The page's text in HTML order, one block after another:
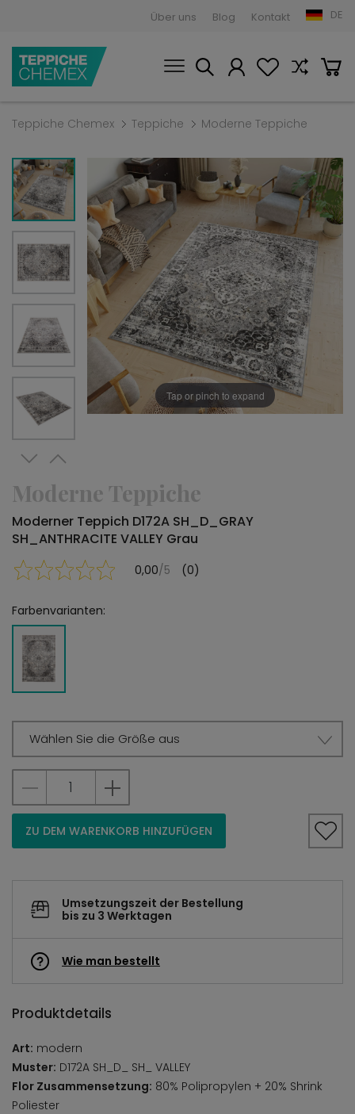
Über uns Blog Kontakt DE
Teppiche Chemex Teppiche Moderne Teppiche
Tap or pinch to expand
Moderne Teppiche
Moderner Teppich D172A SH_D_GRAY
SH_ANTHRACITE VALLEY Grau
0,00/5 (0)
Farbenvarianten:
Wählen Sie die Größe aus
ZU DEM WARENKORB HINZUFÜGEN
Umsetzungszeit der Bestellung
bis zu 3 Werktagen
Wie man bestellt
Produktdetails
Art: modern
Muster: D172A SH_D_ SH_ VALLEY
Flor Zusammensetzung: 80% Polipropylen + 20% Shrink
Poliester